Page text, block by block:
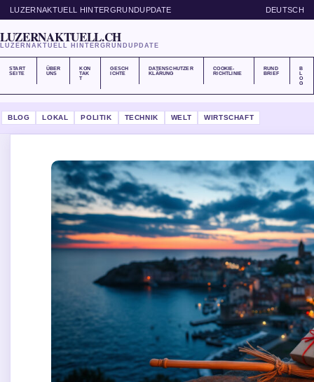
LUZERNAKTUELL HINTERGRUNDUPDATE DEUTSCH
LUZERNAKTUELL.CH
LUZERNAKTUELL HINTERGRUNDUPDATE
START
SEITE
ÜBER
UNS
KON
TAK
T
GESCH
ICHTE
DATENSCHUTZER
KLÄRUNG
COOKIE-
RICHTLINIE
RUND
BRIEF
B
O
G
BLOG LOKAL POLITIK TECHNIK WELT WIRTSCHAFT